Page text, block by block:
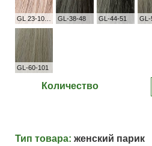
GL-38-48 GL-44-51 GL-
GL-60-101
Количество
Тип товара: женский парик